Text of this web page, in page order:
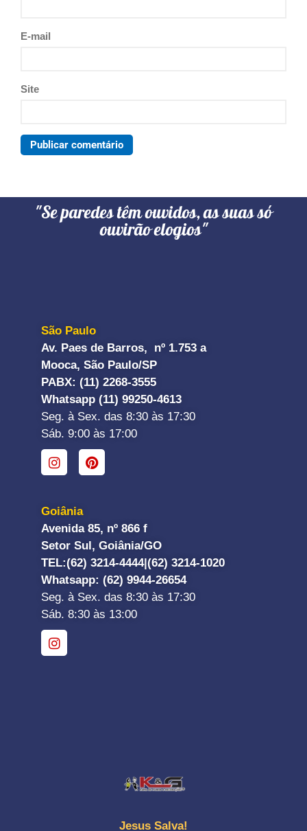
E-mail
Site
"Se paredes têm ouvidos, as suas só
ouvirão elogios"
São Paulo
Av. Paes de Barros, nº 1.753 a
Mooca, São Paulo/SP
PABX: (11) 2268-3555
Whatsapp (11) 99250-4613
Seg. à Sex. das 8:30 às 17:30
Sáb. 9:00 às 17:00
Goiânia
Avenida 85, nº 866 f
Setor Sul, Goiânia/GO
TEL:(62) 3214-4444| (62) 3214-1020
Whatsapp: (62) 9944-26654
Seg. à Sex. das 8:30 às 17:30
Sáb. 8:30 às 13:00
Jesus Salva!